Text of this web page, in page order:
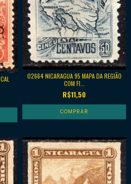
02664 NICARAGUA 95 MAPA DA REGIÃO
COM FI...
R$11,50